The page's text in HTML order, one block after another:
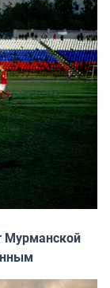
Мурманской